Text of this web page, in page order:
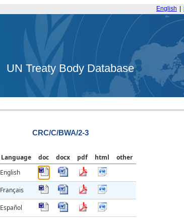
English
UN Treaty Body Database
CRC/C/BWA/2-3
Language doc docx pdf html
other
English
Français
Español